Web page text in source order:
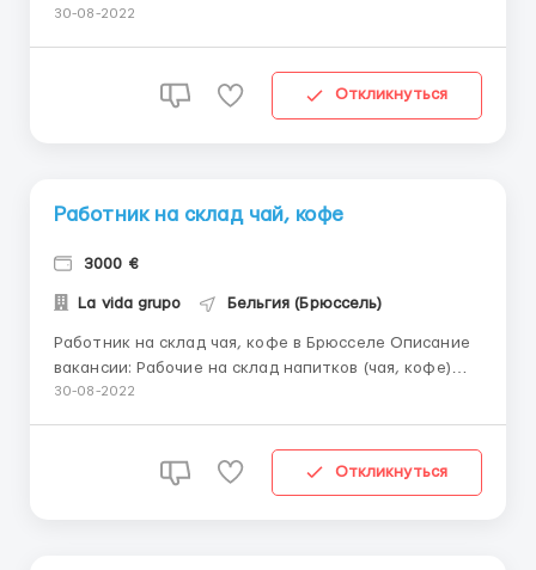
Синт-Никласе Вартість оформлення 150 евро
англійської мови (В1). Потрібні оператори – вир...
30-08-2022
Откликнуться
Работник на склад чай, кофе
3000 €
La vida grupo Бельгия (Брюссель)
Работник на склад чая, кофе в Брюсселе Описание
вакансии: Рабочие на склад напитков (чая, кофе)
Требования: - знание языка не требуется
женщин: упаковка и стикеровка товара,
30-08-2022
Откликнуться